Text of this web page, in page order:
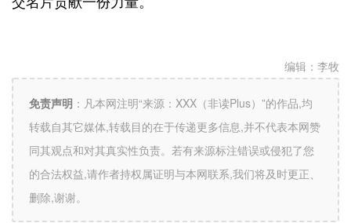
编辑： 李牧
免责声明 ： 凡本网注明“来源：XXX（非读Plus）”的作品,均
转载自其它媒体,转载目的在于传递更多信息,并不代表本网赞
同其观点和对其真实性负责。若有来源标注错误或侵犯了您
的合法权益,请作者持权属证明与本网联系,我们将及时更正、
删除,谢谢。